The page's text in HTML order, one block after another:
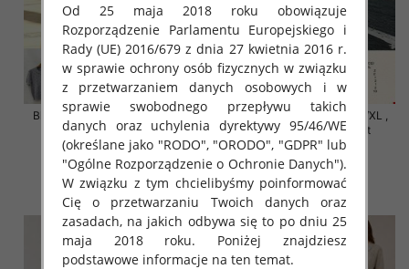
Bluzki damskie Roz S/M-L/XL ,
Mix Kolor Paczka 10 szt
42.00 zł
szczegóły
Bluzki damskie Roz S/M-L/XL ,
Mix Kolor Paczka 10 szt
42.00 zł
szczegóły
Od 25 maja 2018 roku obowiązuje
Rozporządzenie Parlamentu Europejskiego i
Rady (UE) 2016/679 z dnia 27 kwietnia 2016 r.
w sprawie ochrony osób fizycznych w związku
z przetwarzaniem danych osobowych i w
sprawie swobodnego przepływu takich
danych oraz uchylenia dyrektywy 95/46/WE
(określane jako "RODO", "ORODO", "GDPR" lub
"Ogólne Rozporządzenie o Ochronie Danych").
W związku z tym chcielibyśmy poinformować
Cię o przetwarzaniu Twoich danych oraz
zasadach, na jakich odbywa się to po dniu 25
maja 2018 roku. Poniżej znajdziesz
podstawowe informacje na ten temat.